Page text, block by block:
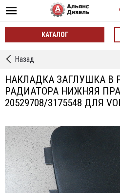
КАТАЛОГ
←
Радиатора
Назад
НАКЛАДКА ЗАГЛУШКА В
РАДИАТОРА НИЖНЯЯ
20529708/3175548 ДЛЯ